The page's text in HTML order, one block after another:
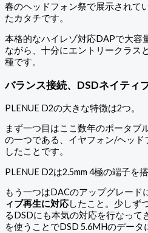
春のヘッドフォン祭で展示されて
たカタチです。
本格的なハイレゾ対応DAPで大容
ながら、十分にエントリークラス
種です。
バランス接続、DSDネイティ
PLENUE D2の大きな特徴は2つ。
まず一つ目はここ数年のポータブ
の一つである、イヤフォン/ヘッド
したことです。
PLENUE D2は2.5mm 4極の端子を
もう一つはDACのアップグレード
ィブ再生に対応したこと。少しず
るDSDにも本気の対応を行なって
を使うことでDSD 5.6MHのデータ